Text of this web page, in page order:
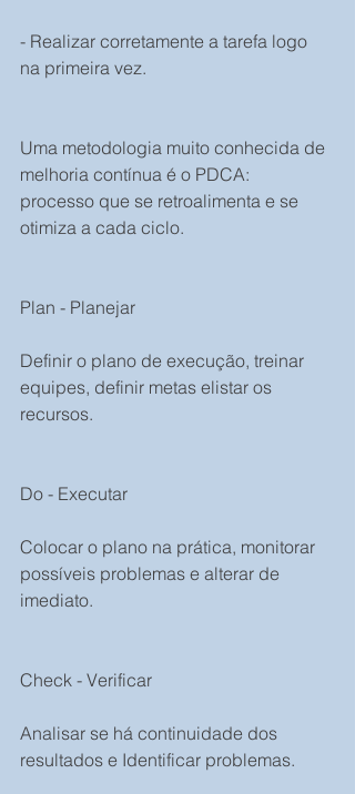
- Realizar corretamente a tarefa logo
na primeira vez.
Uma metodologia muito conhecida de
melhoria contínua é o PDCA:
processo que se retroalimenta e se
otimiza a cada ciclo.
Plan - Planejar
Definir o plano de execução, treinar
equipes, definir metas elistar os
recursos.
Do - Executar
Colocar o plano na prática, monitorar
possíveis problemas e alterar de
imediato.
Check - Verificar
Analisar se há continuidade dos
resultados e Identificar problemas.